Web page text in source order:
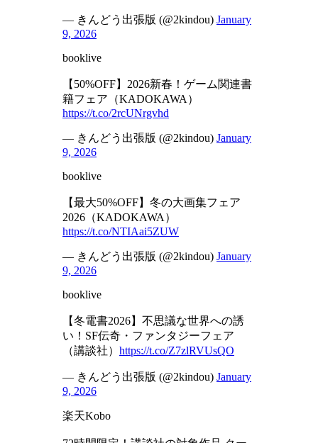
— きんどう出張版 (@2kindou) January
9, 2026
booklive
【50%OFF】2026新春！ゲーム関連書
籍フェア（KADOKAWA）
https://t.co/2rcUNrgvhd
— きんどう出張版 (@2kindou) January
9, 2026
booklive
【最大50%OFF】冬の大画集フェア
2026（KADOKAWA）
https://t.co/NTIAai5ZUW
— きんどう出張版 (@2kindou) January
9, 2026
booklive
【冬電書2026】不思議な世界への誘
い！SF伝奇・ファンタジーフェア
（講談社） https://t.co/Z7zlRVUsQO
— きんどう出張版 (@2kindou) January
9, 2026
楽天Kobo